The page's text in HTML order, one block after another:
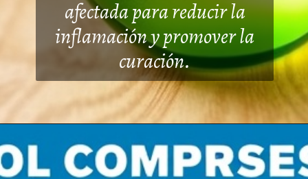
afectada para reducir la
inflamación y promover la
curación.